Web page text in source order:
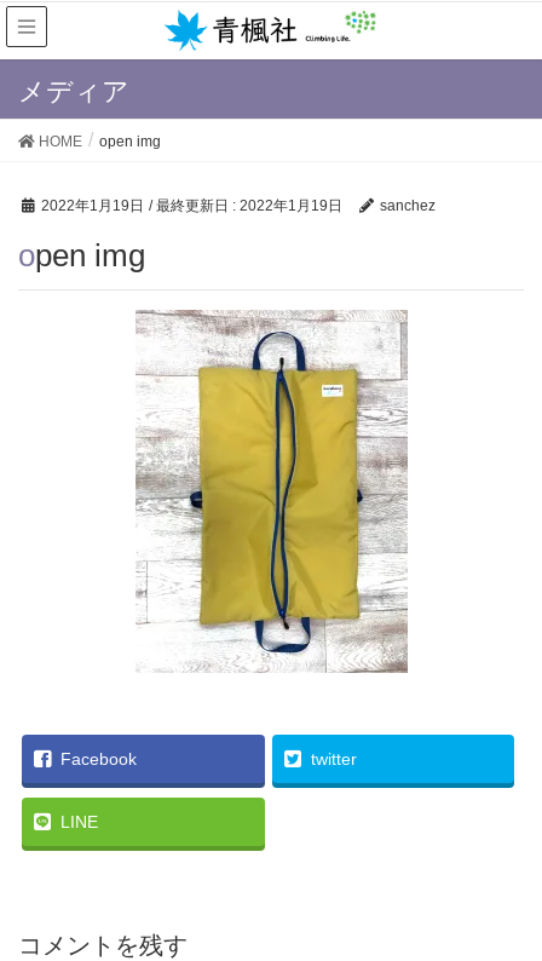
メディア
HOME open img
2022年1月19日 / 最終更新日 : 2022年1月19日 sanchez
open img
Facebook twitter
LINE
コメントを残す